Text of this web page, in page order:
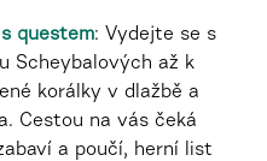
questem: Vydejte se s
Scheybalových až k
korálky v dlažbě a
Cestou na vás čeká
a poučí, herní list